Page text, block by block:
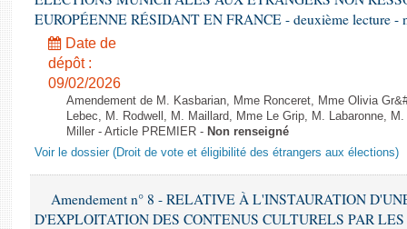
EUROPÉENNE RÉSIDANT EN FRANCE - deuxième lecture -
Date de
dépôt :
09/02/2026
Amendement de M. Kasbarian, Mme Ronceret, Mme Olivia
Lebec, M. Rodwell, M. Maillard, Mme Le Grip, M. Labaronne,
Miller - Article PREMIER - Non renseigné
Voir le dossier (Droit de vote et éligibilité des étrangers aux élections)
Amendement n° 8 - RELATIVE À L'INSTAURATION
D'EXPLOITATION DES CONTENUS CULTURELS PAR LES